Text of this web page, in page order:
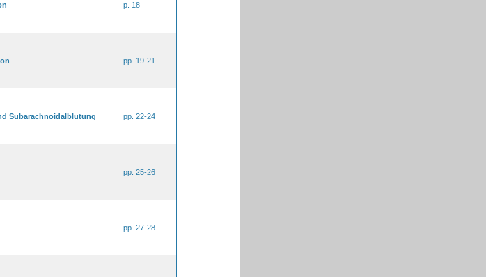
p. 18
pp. 19-21
Subarachnoidalblutung
pp. 22-24
pp. 25-26
pp. 27-28